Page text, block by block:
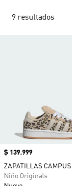
9 resultados
Precio
$ 139.999
ZAPATILLAS CAMPUS
Niño Originals